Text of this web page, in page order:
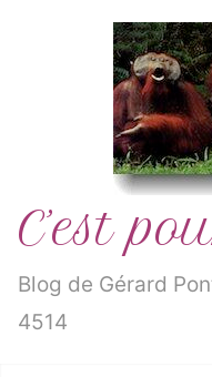
C’est
Blog de Gérard
4514